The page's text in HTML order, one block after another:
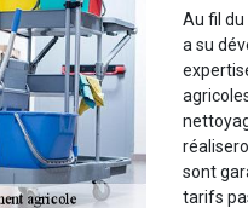
Au fil
a su
sont
tarifs